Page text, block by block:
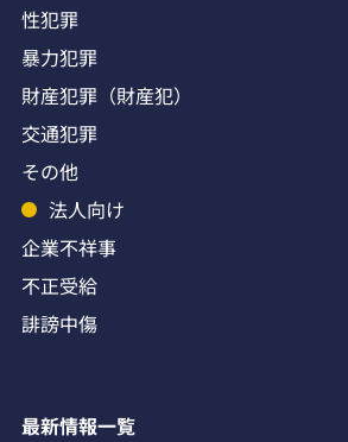
性犯罪
暴力犯罪
財産犯罪（財産犯）
交通犯罪
その他
法人向け
企業不祥事
不正受給
誹謗中傷
最新情報一覧